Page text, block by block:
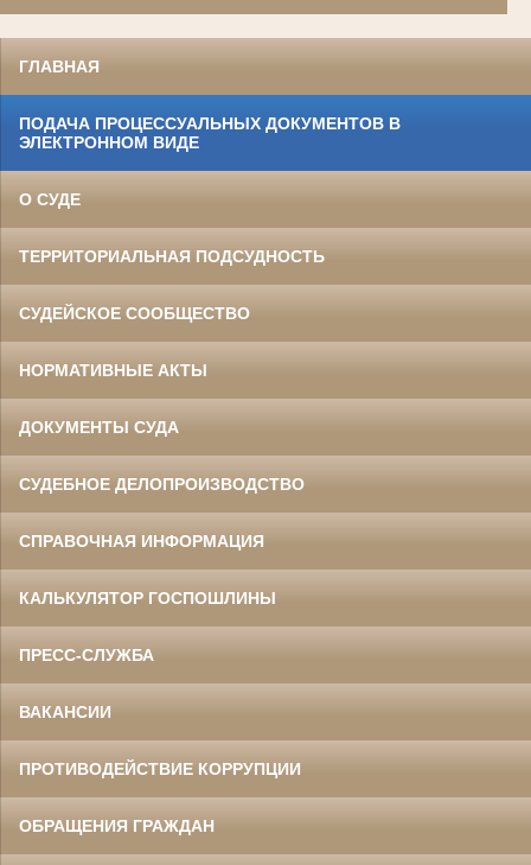
ГЛАВНАЯ
ПОДАЧА ПРОЦЕССУАЛЬНЫХ ДОКУМЕНТОВ В
ЭЛЕКТРОННОМ ВИДЕ
О СУДЕ
ТЕРРИТОРИАЛЬНАЯ ПОДСУДНОСТЬ
СУДЕЙСКОЕ СООБЩЕСТВО
НОРМАТИВНЫЕ АКТЫ
ДОКУМЕНТЫ СУДА
СУДЕБНОЕ ДЕЛОПРОИЗВОДСТВО
СПРАВОЧНАЯ ИНФОРМАЦИЯ
КАЛЬКУЛЯТОР ГОСПОШЛИНЫ
ПРЕСС-СЛУЖБА
ВАКАНСИИ
ПРОТИВОДЕЙСТВИЕ КОРРУПЦИИ
ОБРАЩЕНИЯ ГРАЖДАН